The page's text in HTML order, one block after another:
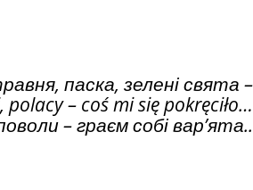
паска, зелені свята –
polacy – coś mi się pokręciło…
–граєм собі вар’ята..